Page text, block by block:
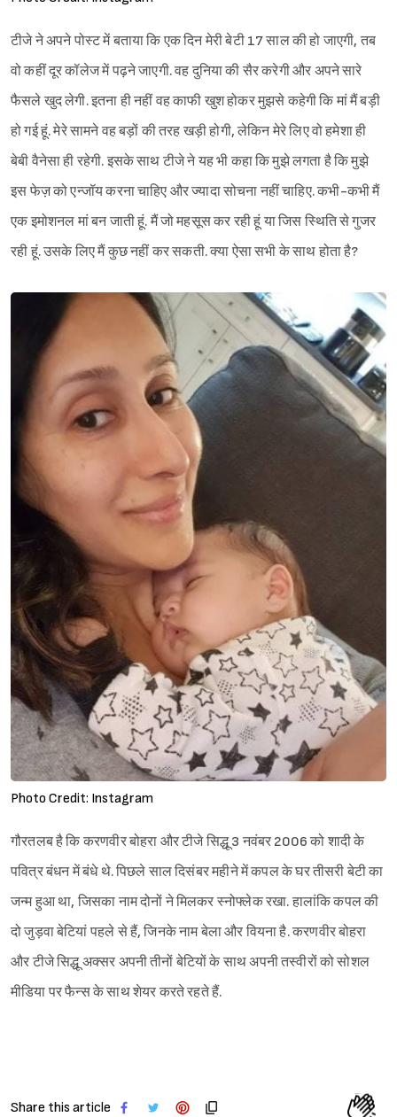
टीजे ने अपने पोस्ट में बताया कि एक दिन मेरी बेटी 17 साल की हो जाएगी, तब
वो कहीं दूर कॉलेज में पढ़ने जाएगी. वह दुनिया की सैर करेगी और अपने सारे
फैसले खुद लेगी. इतना ही नहीं वह काफी खुश होकर मुझसे कहेगी कि मां मैं बड़ी
हो गई हूं. मेरे सामने वह बड़ों की तरह खड़ी होगी, लेकिन मेरे लिए वो हमेशा ही
बेबी वैनेसा ही रहेगी. इसके साथ टीजे ने यह भी कहा कि मुझे लगता है कि मुझे
इस फेज़ को एन्जॉय करना चाहिए और ज्यादा सोचना नहीं चाहिए. कभी-कभी मैं
एक इमोशनल मां बन जाती हूं. मैं जो महसूस कर रही हूं या जिस स्थिति से गुजर
रही हूं. उसके लिए मैं कुछ नहीं कर सकती. क्या ऐसा सभी के साथ होता है?
Photo Credit: Instagram
गौरतलब है कि करणवीर बोहरा और टीजे सिद्धू 3 नवंबर 2006 को शादी के
पवित्र बंधन में बंधे थे. पिछले साल दिसंबर महीने में कपल के घर तीसरी बेटी का
जन्म हुआ था, जिसका नाम दोनों ने मिलकर स्नोफ्लेक रखा. हालांकि कपल की
दो जुड़वा बेटियां पहले से हैं, जिनके नाम बेला और वियना है. करणवीर बोहरा
और टीजे सिद्धू अक्सर अपनी तीनों बेटियों के साथ अपनी तस्वीरों को सोशल
मीडिया पर फैन्स के साथ शेयर करते रहते हैं.
Share this article